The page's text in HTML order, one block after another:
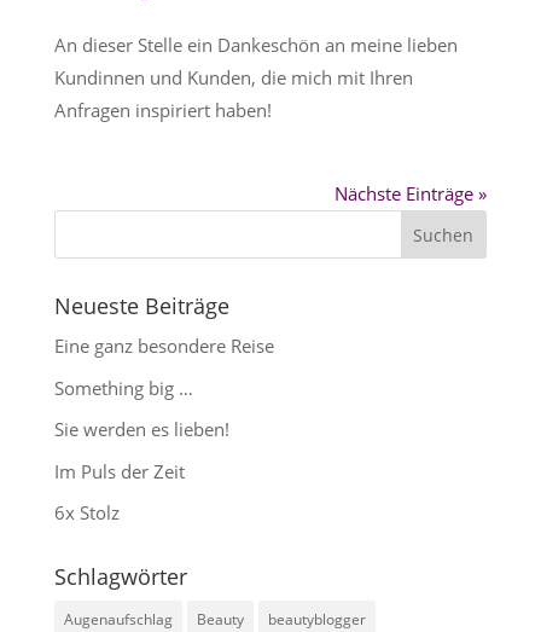
An dieser Stelle ein Dankeschön an meine lieben
Kundinnen und Kunden, die mich mit Ihren
Anfragen inspiriert haben!
Nächste Einträge »
Neueste Beiträge
Eine ganz besondere Reise
Something big …
Sie werden es lieben!
Im Puls der Zeit
6x Stolz
Schlagwörter
Augenaufschlag Beauty beautyblogger